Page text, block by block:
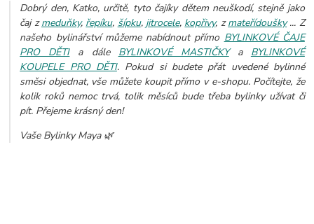
Dobrý den, Katko, určitě, tyto čajíky dětem neuškodí, stejně jako
čaj zmeduňky, řepíku, šípku, jitrocele, kopřivy, zmateřídoušky... Z
našeho bylinářství můžeme nabídnout přímo BYLINKOVÉ ČAJE
PRO DĚTIa dále BYLINKOVÉ MASTIČKYa BYLINKOVÉ
KOUPELE PRO DĚTI. Pokud si budete přát uvedené bylinné
směsi objednat, vše můžete koupit přímo v e-shopu. Počítejte, že
kolik roků nemoc trvá, tolik měsíců bude třeba bylinky užívat či
pít. Přejeme krásný den!
Vaše Bylinky Maya 🌿